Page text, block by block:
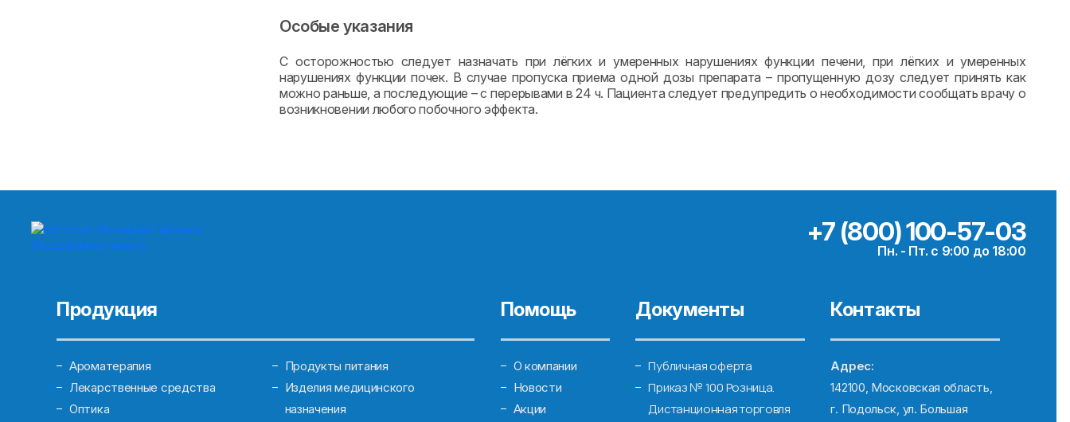
Особые указания
С осторожностью следует назначать при лёгких и умеренных нарушениях функции печени, при лёгких и умеренных
нарушениях функции почек. В случае пропуска приема одной дозы препарата – пропущенную дозу следует принять как
можно раньше, а последующие – с перерывами в 24 ч. Пациента следует предупредить о необходимости сообщать врачу о
возникновении любого побочного эффекта.
+7 (800) 100-57-03
Пн. - Пт. с 9:00 до 18:00
Продукция
Ароматерапия
Лекарственные средства
Оптика
Продукты питания
Изделия медицинского
назначения
Помощь
О компании
Новости
Акции
Документы
Публичная оферта
Приказ № 100 Розница.
Дистанционная торговля
Контакты
Адрес:
142100, Московская область,
г. Подольск, ул. Большая